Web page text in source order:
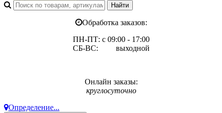
Обработка заказов:
ПН-ПТ: с 09:00 - 17:00
СБ-ВС: выходной
Онлайн заказы:
круглосуточно
Определение...